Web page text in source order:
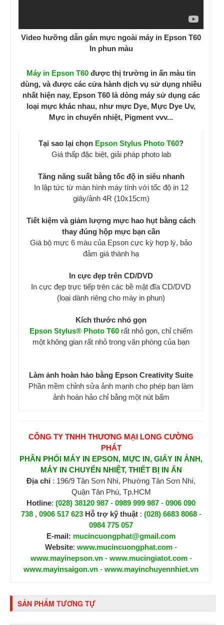
Video hưỡng dẫn gắn mực ngoài máy in Epson T60
In phun màu
Máy in Epson T60 được thị trường in ấn màu tin
dùng, và được các cửa hành dịch vụ sử dụng nhiều
nhất hiện nay, Epson T60 là dòng máy sử dụng các
loại mực khác nhau, như mực Dye, Mực Dye Uv,
Mực in chuyển nhiệt, Pigment vvv...
Tại sao lại chọn Epson Stylus Photo T60?
Giá thấp đặc biệt, giải pháp photo lab
Tăng năng suất bằng tốc độ in siêu nhanh
In lập tức từ màn hình máy tính với tốc độ in 12
giây/ảnh 4R (10x15cm)
Tiết kiệm và giảm lượng mực hao hụt bằng cách
thay đúng hộp mực bạn cần
Giá bộ mực 6 màu của Epson cực kỳ hợp lý, bảo
đảm giá thành hạ
In cực đẹp trên CD/DVD
In cực đẹp trực tiếp trên các bề mặt đĩa CD/DVD
(loại dành riêng cho máy in phun)
Kích thước nhỏ gọn
Epson Stylus® Photo T60rất nhỏ gọn, chỉ chiếm
một không gian rất nhỏ trong văn phòng của bạn
Làm ảnh hoàn hảo bằng Epson Creativity Suite
Phần mềm chỉnh sửa ảnh mạnh cho phép bạn làm
ảnh hoàn hảo chỉ bằng một nút bấm
CÔNG TY TNHH THƯƠNG MẠI LONG CƯỜNG
PHÁT
PHÂN PHỐI MÁY IN EPSON, MỰC IN, GIẤY IN ẢNH,
MÁY IN CHUYỂN NHIỆT, THIẾT BỊ IN ẤN
Địa chỉ : 196/9 Tân Sơn Nhì, Phường Tân Sơn Nhì,
Quận Tân Phú, Tp.HCM
Hotline: (028) 38120 987 - 0989 999 987 - 0906 090
738, 0906 517 623 Hỗ trợ kỹ thuật : (028) 6683 8068-
0984 775 057
E-mail: mucincuongphat@gmail.com
Website: www.mucincuongphat.com -
www.mayinepson.vn- www.mucingiatot.com-
www.mayinsaigon.vn - www.mayinchuyennhiet.vn
SẢN PHẨM TƯƠNG TỰ